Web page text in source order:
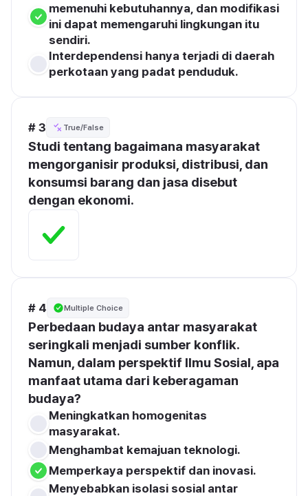
memenuhi kebutuhannya, dan modifikasi
ini dapat memengaruhi lingkungan itu
sendiri.
Interdependensi hanya terjadi di daerah
perkotaan yang padat penduduk.
# 3 True/False
Studi tentang bagaimana masyarakat
mengorganisir produksi, distribusi, dan
konsumsi barang dan jasa disebut
dengan ekonomi.
# 4 Multiple Choice
Perbedaan budaya antar masyarakat
seringkali menjadi sumber konflik.
Namun, dalam perspektif Ilmu Sosial, apa
manfaat utama dari keberagaman
budaya?
Meningkatkan homogenitas
masyarakat.
Menghambat kemajuan teknologi.
Memperkaya perspektif dan inovasi.
Menyebabkan isolasi sosial antar